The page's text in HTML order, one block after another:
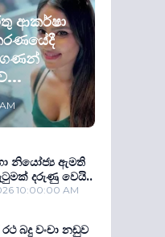
ආකර්ෂා
ගණන්
නියෝජ්‍ය ඇමති
දරුණු වෙයි..
10:00:00 AM
බදු වංචා නඩුව